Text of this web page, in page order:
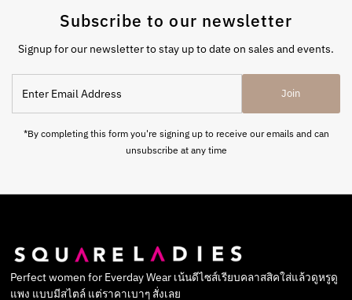
Subscribe to our newsletter
Signup for our newsletter to stay up to date on sales and events.
Email
Address
Join
*By completing this form you're signing up to receive our emails and can
unsubscribe at any time
Perfect women for Everday Wear เน้นดีไซส์เรียบคลาสสิคใส่แล้วดูหรูดู
แพง แบบมีสไตล์ แต่ราคาเบาๆ สั่งเลย